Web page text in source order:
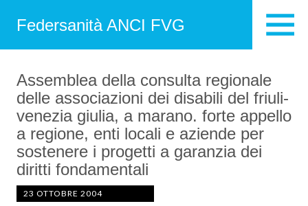
Federsanità ANCI FVG
Assemblea della consulta regionale
delle associazioni dei disabili del friuli-
venezia giulia, a marano. forte appello
a regione, enti locali e aziende per
sostenere i progetti a garanzia dei
diritti fondamentali
23 OTTOBRE 2004